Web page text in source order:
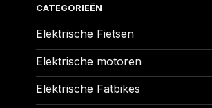
CATEGORIEËN
Elektrische Fietsen
Elektrische motoren
Elektrische Fatbikes